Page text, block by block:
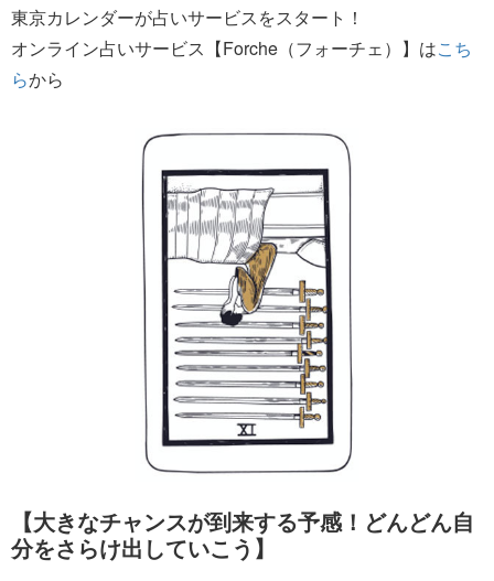
東京カレンダーが占いサービスをスタート！
オンライン占いサービス【Forche（フォーチェ）】はこち
らから
【大きなチャンスが到来する予感！どんどん自
分をさらけ出していこう】